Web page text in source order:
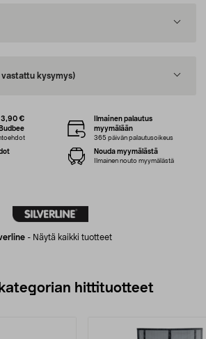
vastattu kysymys)
- Näytä kaikki tuotteet
3,90 €
Ilmainen palautus
myymälään
365 päivän palautusoikeus
Nouda myymälästä
Ilmainen nouto myymälästä
hittituotteet